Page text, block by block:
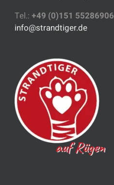
Tel.: +49 (0)151 55286906
info@strandtiger.de